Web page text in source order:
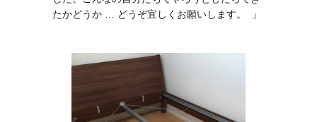
たかどうか … どうぞ宜しくお願いします。 」